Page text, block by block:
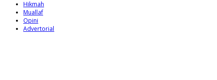
Hikmah
Muallaf
Opini
Advertorial